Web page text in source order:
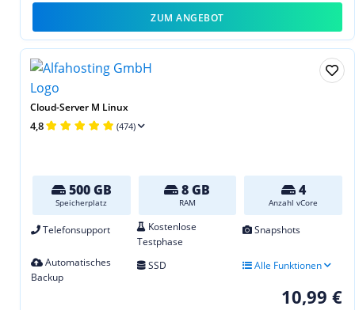
ZUM ANGEBOT
Cloud-Server M Linux
4,8 (474)
500 GB
Speicherplatz
8 GB
RAM
4
Anzahl vCore
Telefonsupport
Kostenlose
Testphase
Snapshots
Automatisches
Backup
SSD Alle Funktionen
10,99 €